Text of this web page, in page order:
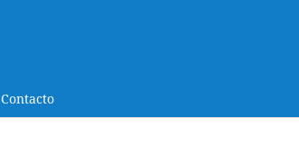
Contacto